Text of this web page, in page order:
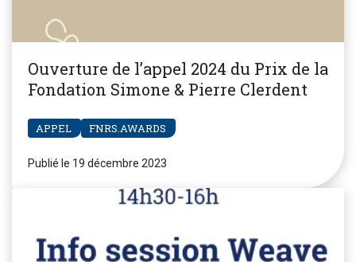
Ouverture de l’appel 2024 du Prix de la
Fondation Simone & Pierre Clerdent
APPEL FNRS.AWARDS
Publié le 19 décembre 2023